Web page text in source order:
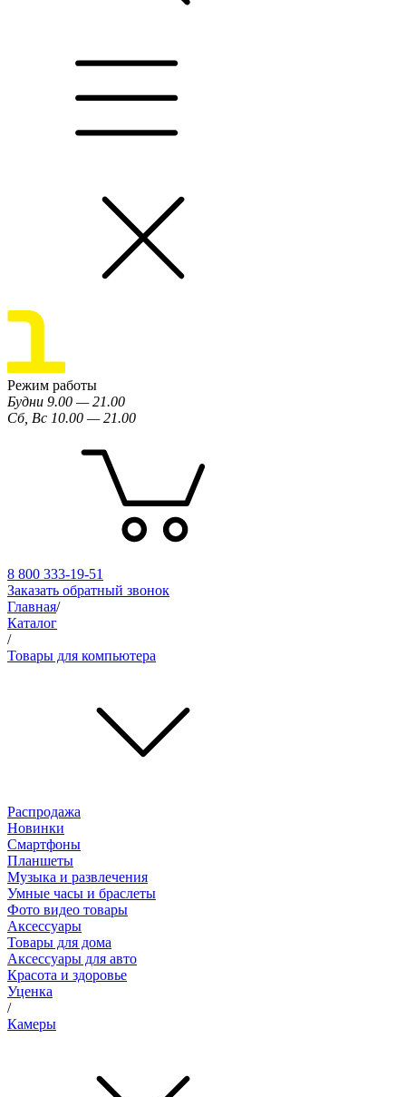
Режим работы
Будни 9.00 — 21.00
Сб, Вс 10.00 — 21.00
8 800 333-19-51
Заказать обратный звонок
Главная/
Каталог
/
Товары для компьютера
Распродажа
Новинки
Смартфоны
Планшеты
Музыка и развлечения
Умные часы и браслеты
Фото видео товары
Аксессуары
Товары для дома
Аксессуары для авто
Красота и здоровье
Уценка
/
Камеры